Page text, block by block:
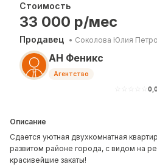
Стоимость
33 000 р/мес
Продавец • Соколова Юлия
АН Феникс
Агентство
0,0
Описание
Сдается уютная двухкомнатная
развитом районе города, с видом на
красивейшие закаты!